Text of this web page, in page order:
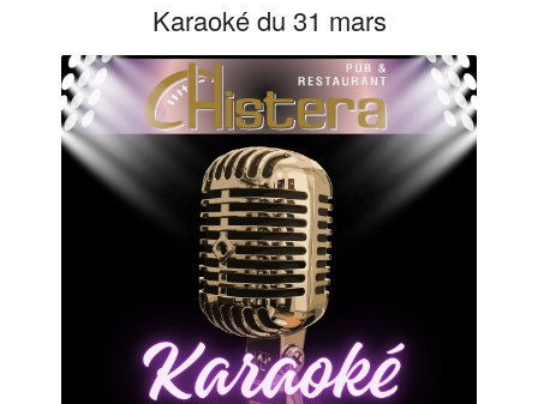
Karaoké du 31 mars